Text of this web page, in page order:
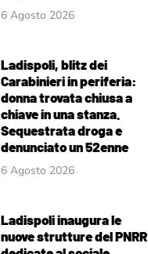
6 Agosto 2026
Ladispoli, blitz dei
Carabinieri in periferia:
donna trovata chiusa a
chiave in una stanza.
Sequestrata droga e
denunciato un 52enne
6 Agosto 2026
Ladispoli inaugura le
nuove strutture del PNRR